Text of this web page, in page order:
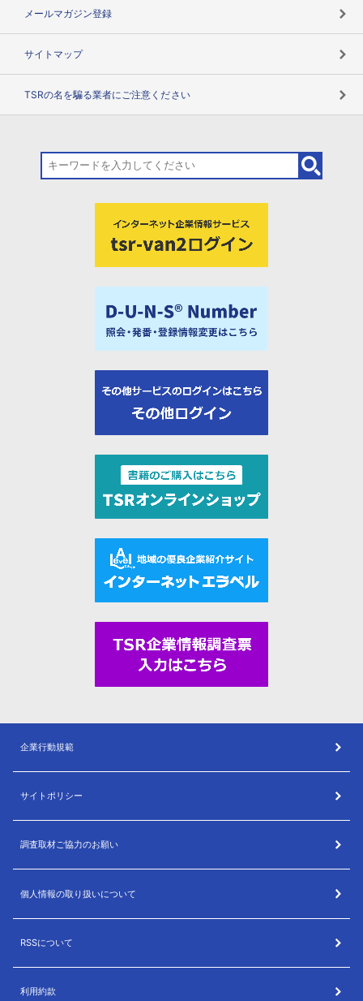
メールマガジン登録
サイトマップ
TSRの名を騙る業者にご注意ください
企業行動規範
サイトポリシー
調査取材ご協力のお願い
個人情報の取り扱いについて
RSSについて
利用約款